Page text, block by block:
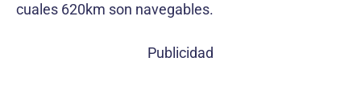
cuales 620km son navegables.
Publicidad